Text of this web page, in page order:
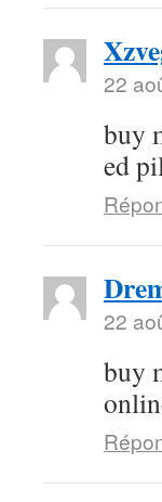
22
buy
ed
22
buy